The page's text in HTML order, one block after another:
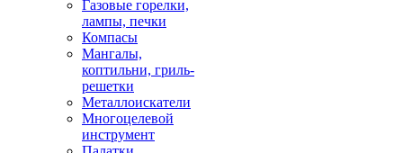
Газовые горелки,
лампы, печки
Компасы
Мангалы,
коптильни, гриль-
решетки
Металлоискатели
Многоцелевой
инструмент